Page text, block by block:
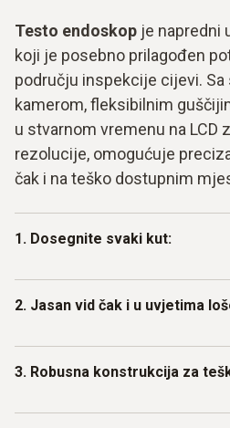
Testo endoskop je napredni
koji je posebno prilagođen
području inspekcije cijevi.
kamerom, fleksibilnim
u stvarnom vremenu na LCD
rezolucije, omogućuje
čak i na teško dostupnim
1. Dosegnite svaki kut:
mm omogućuje duboko
navigaciju kroz vijugave cijevi i
2. Jasan vid čak i u uvjetima
kontrole svjetline, testo
3. Robusna konstrukcija za